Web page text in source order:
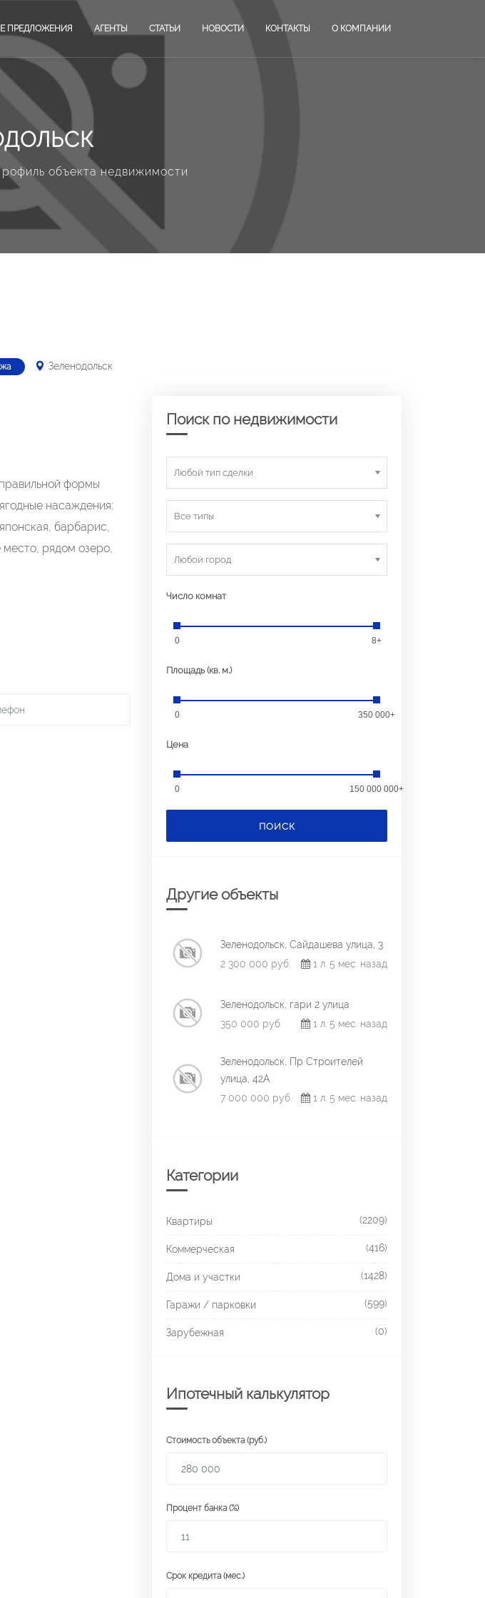
ПРЕДЛОЖЕНИЯ АГЕНТЫ СТАТЬИ НОВОСТИ КОНТАКТЫ О КОМПАНИИ
объекта недвижимости
Зеленодольск
формы
насаждения:
барбарис,
место, рядом озеро,
Поиск по недвижимости
Любой тип сделки
Все типы
Любой город
Число комнат
0 8+
Площадь (кв. м.)
0 350 000+
Цена
0 150 000 000+
ПОИСК
Другие объекты
Зеленодольск, Сайдашева улица, 3
2 300 000 руб.
1 л. 5 мес. назад
Зеленодольск, гари 2 улица
350 000 руб.
1 л. 5 мес. назад
Зеленодольск, Пр Строителей
улица, 42А
7 000 000 руб.
1 л. 5 мес. назад
Категории
Квартиры (2209)
Коммерческая (416)
Дома и участки (1428)
Гаражи / парковки (599)
Зарубежная (0)
Ипотечный калькулятор
Стоимость объекта (руб.)
Процент банка (%)
Срок кредита (мес.)